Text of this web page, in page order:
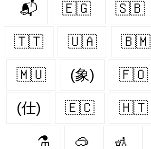
📬 🇪🇬 🇸🇧
🇹🇹 🇺🇦 🇧🇲
🇲🇺 (象) 🇫🇴
(仕) 🇪🇨 🇭🇹
⚗️ 🥽 🚮